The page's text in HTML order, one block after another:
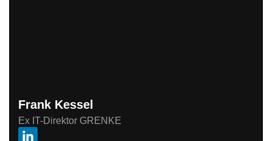
Frank Kessel
Ex IT-Direktor GRENKE